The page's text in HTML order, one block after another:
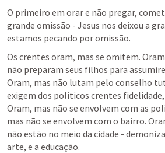
O primeiro em orar e não pregar,
grande omissão - Jesus nos deixou a
estamos pecando por omissão.
Os crentes oram, mas se omitem.
não preparam seus filhos para
Oram, mas não lutam pelo conselho
exigem dos politicos crentes
Oram, mas não se envolvem com as
mas não se envolvem com o bairro.
não estão no meio da cidade -
arte, e a educação.